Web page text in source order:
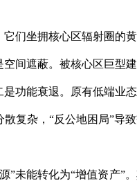
们坐拥核心区辐射圈的
间遮蔽。被核心区巨型
功能衰退。原有低端业
复杂，“反公地困局”导
”未能转化为“增值资产”